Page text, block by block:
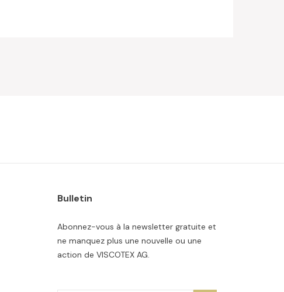
Bulletin
Abonnez-vous à la newsletter gratuite et
ne manquez plus une nouvelle ou une
action de VISCOTEX AG.